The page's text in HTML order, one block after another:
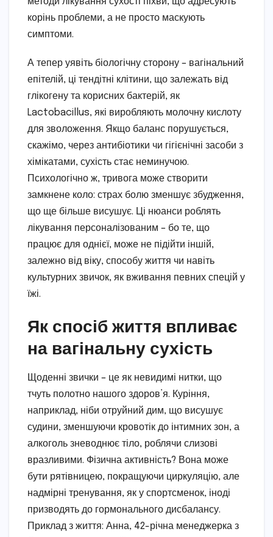
корінь проблеми, а не просто маскують
симптоми.
А тепер уявіть біологічну сторону – вагінальний
епітелій, ці тендітні клітини, що залежать від
глікогену та корисних бактерій, як
Lactobacillus, які виробляють молочну кислоту
для зволоження. Якщо баланс порушується,
скажімо, через антибіотики чи гігієнічні засоби з
хімікатами, сухість стає неминучою.
Психологічно ж, тривога може створити
замкнене коло: страх болю зменшує збудження,
що ще більше висушує. Ці нюанси роблять
лікування персоналізованим – бо те, що
працює для однієї, може не підійти іншій,
залежно від віку, способу життя чи навіть
культурних звичок, як вживання певних спецій у
їжі.
Як спосіб життя впливає
на вагінальну сухість
Щоденні звички – це як невидимі нитки, що
тчуть полотно нашого здоров’я. Куріння,
наприклад, ніби отруйний дим, що висушує
судини, зменшуючи кровотік до інтимних зон, а
алкоголь зневоднює тіло, роблячи слизові
вразливими. Фізична активність? Вона може
бути рятівницею, покращуючи циркуляцію, але
надмірні тренування, як у спортсменок, іноді
призводять до гормонального дисбалансу.
Приклад з життя: Анна, 42-річна менеджерка з